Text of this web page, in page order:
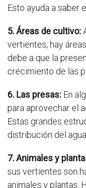
Esto ayuda a saber
5. Áreas de cultivo:
vertientes, hay
debe a que la
crecimiento de las
6. Las presas: En
para aprovechar el
Estas grandes
distribución del agua.
7. Animales y
sus vertientes son
animales y plantas.